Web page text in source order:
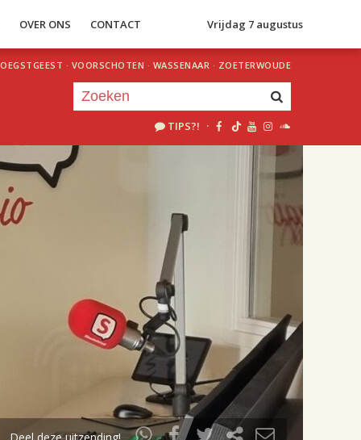
OVER ONS CONTACT Vrijdag 7 augustus
OEGSTGEEST · VOORSCHOTEN · WASSENAAR · ZOETERWOUDE
TIPS?! ·
uur 1 van 2
Volgend uur